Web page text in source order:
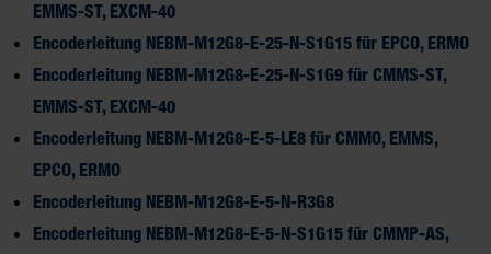
EMMS-ST, EXCM-40
Encoderleitung NEBM-M12G8-E-25-N-S1G15 für EPCO, ERMO
Encoderleitung NEBM-M12G8-E-25-N-S1G9 für CMMS-ST,
EMMS-ST, EXCM-40
Encoderleitung NEBM-M12G8-E-5-LE8 für CMMO, EMMS,
EPCO, ERMO
Encoderleitung NEBM-M12G8-E-5-N-R3G8
Encoderleitung NEBM-M12G8-E-5-N-S1G15 für CMMP-AS,